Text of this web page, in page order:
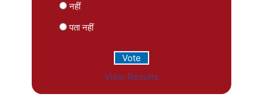
नहीं
पता नहीं
View Results